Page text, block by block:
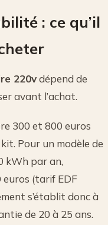
: ce qu’il
220vdépend de
avant l’achat.
300 et 800 euros
Pour un modèle de
kWh par an,
euros (tarif EDF
s’établit donc à
de 20 à 25 ans.